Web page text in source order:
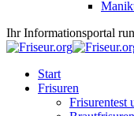
Ihr Informationsportal
Start
Frisuren
Frisurentest